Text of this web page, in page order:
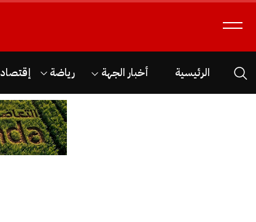
الرئيسية أخبار الجهة رياضة إقتصاد